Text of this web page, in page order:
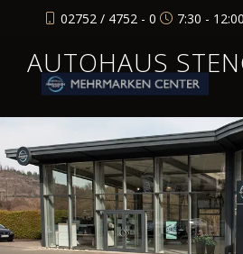
02752 / 4752 - 0 7:30 -
AUTOHAUS